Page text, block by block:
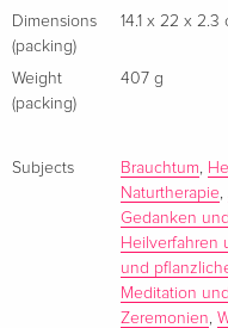
Gelassenheit zu finden.
Heilpraktikerin,
einem alten
Summary
Eines Nachts träumt
und spirituelle Heilerin,
indischen Provinz
teilen. Daraufhin reist
Dimensions
(packing)
14.1 x 22 x 2.3
Weight
(packing)
407 g
Subjects Brauchtum,
Naturtherapie,
Gedanken
Heilverfahren
und
Meditation
Zeremonien,